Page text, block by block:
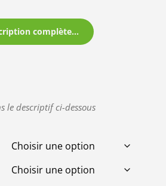
complète...
le descriptif ci-dessous